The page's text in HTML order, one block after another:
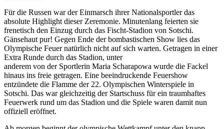
Für die Russen war der Einmarsch ihrer Nationalsportler das
absolute Highlight dieser Zeremonie. Minutenlang feierten sie
frenetisch den Einzug durch das Fischt-Stadion von Sotschi.
Gänsehaut pur! Gegen Ende der bombastischen Show lies das
Olympische Feuer natürlich nicht auf sich warten. Getragen in einer
Extra Runde durch das Stadion, unter
anderem von der Sportlerin Maria Scharapowa wurde die Fackel
hinaus ins freie getragen. Eine beeindruckende Feuershow
entzündete die Flamme der 22. Olympischen Winterspiele in
Sotschi. Das war gleichzeitig der Startschuss für ein traumhaftes
Feuerwerk rund um das Stadion und die Spiele waren damit nun
offiziell eröffnet.